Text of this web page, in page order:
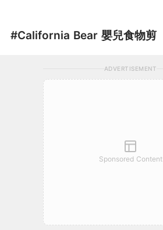
#California Bear 嬰兒食物剪
ADVERTISEMENT
Sponsored Content